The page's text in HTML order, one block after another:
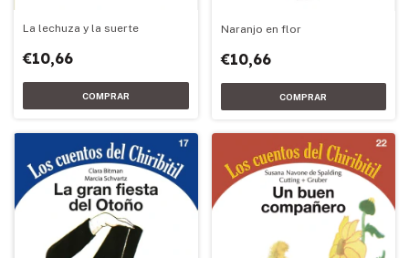
La lechuza y la suerte
€10,66
Naranjo en flor
€10,66